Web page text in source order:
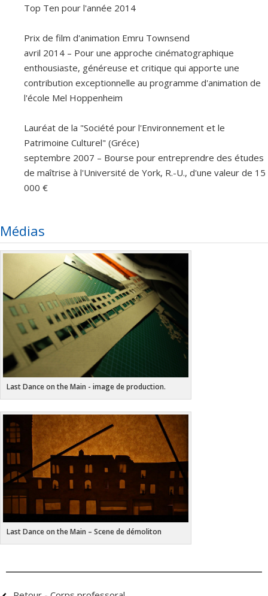
Top Ten pour l'année 2014
Prix de film d'animation Emru Townsend
avril 2014 – Pour une approche cinématographique
enthousiaste, généreuse et critique qui apporte une
contribution exceptionnelle au programme d'animation de
l'école Mel Hoppenheim
Lauréat de la "Société pour l'Environnement et le
Patrimoine Culturel" (Gréce)
septembre 2007 – Bourse pour entreprendre des études
de maîtrise à l'Université de York, R.-U., d'une valeur de 15
000 €
Médias
Last Dance on the Main - image de production.
Last Dance on the Main – Scene de démoliton